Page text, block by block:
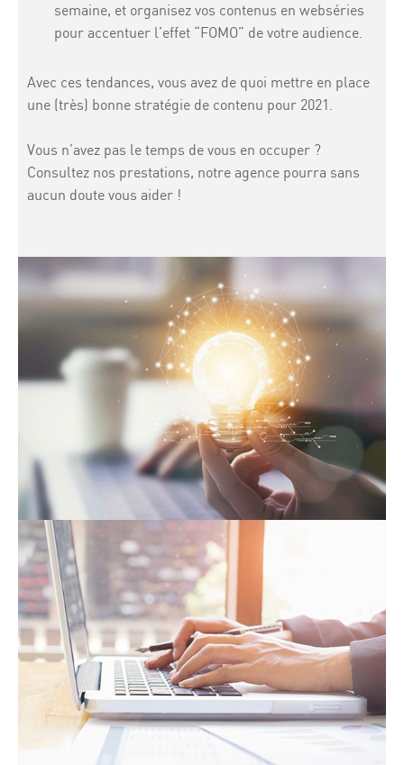
semaine, et organisez vos contenus en webséries
pour accentuer l’effet “FOMO” de votre audience.
Avec ces tendances, vous avez de quoi mettre en place
une (très) bonne stratégie de contenu pour 2021.
Vous n’avez pas le temps de vous en occuper ?
Consultez nos prestations, notre agence pourra sans
aucun doute vous aider !